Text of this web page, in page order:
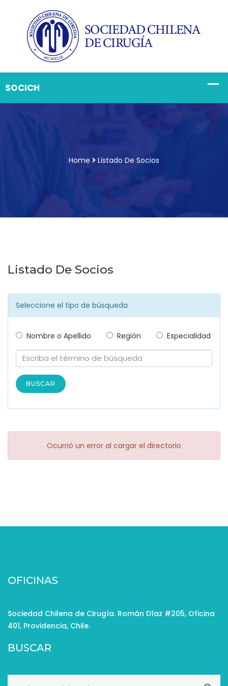
Home Listado De Socios
Listado De Socios
Seleccione el tipo de búsqueda
Nombre o Apellido Región Especialidad
BUSCAR
Ocurrió un error al cargar el directorio
OFICINAS
Sociedad Chilena de Cirugía. Román Díaz #205, Oficina
401, Providencia, Chile.
BUSCAR